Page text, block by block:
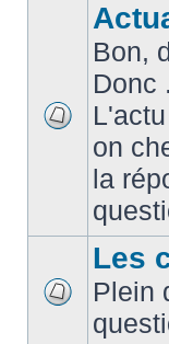
Bon,
Donc
on
la
Les
Plein